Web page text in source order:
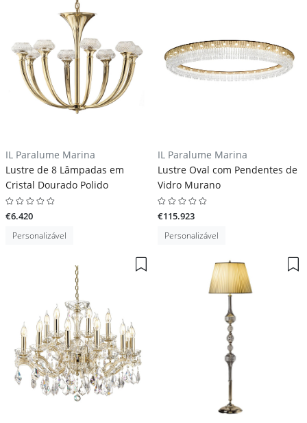
IL Paralume Marina
Lustre de 8 Lâmpadas em
Cristal Dourado Polido
€6.420
Personalizável
IL Paralume Marina
Lustre Oval com Pendentes de
Vidro Murano
€115.923
Personalizável